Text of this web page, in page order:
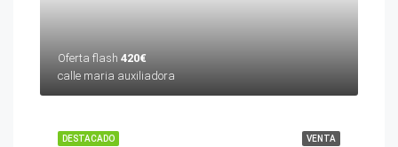
Oferta flash 420€
calle maria auxiliadora
VENTA
DESTACADO